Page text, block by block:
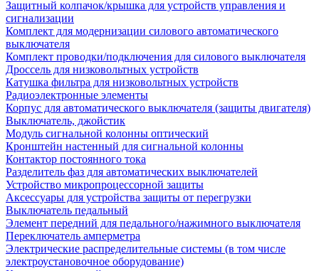
Защитный колпачок/крышка для устройств управления и
сигнализации
Комплект для модернизации силового автоматического
выключателя
Комплект проводки/подключения для силового выключателя
Дроссель для низковольтных устройств
Катушка фильтра для низковольтных устройств
Радиоэлектронные элементы
Корпус для автоматического выключателя (защиты двигателя)
Выключатель, джойстик
Модуль сигнальной колонны оптический
Кронштейн настенный для сигнальной колонны
Контактор постоянного тока
Разделитель фаз для автоматических выключателей
Устройство микропроцессорной защиты
Аксессуары для устройства защиты от перегрузки
Выключатель педальный
Элемент передний для педального/нажимного выключателя
Переключатель амперметра
Электрические распределительные системы (в том числе
электроустановочное оборудование)